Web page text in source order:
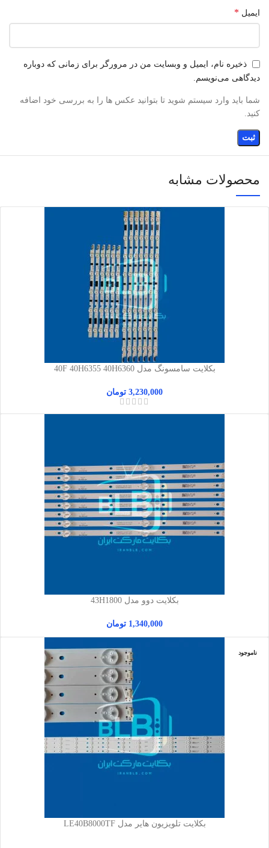
ایمیل *
ذخیره نام، ایمیل و وبسایت من در مرورگر برای زمانی که دوباره
دیدگاهی می‌نویسم.
شما باید وارد سیستم شوید تا بتوانید عکس ها را به بررسی خود اضافه
کنید.
محصولات مشابه
بکلایت سامسونگ مدل 40F 40H6355 40H6360
3,230,000 تومان
بکلایت دوو مدل 43H1800
1,340,000 تومان
ناموجود
بکلایت تلویزیون هایر مدل LE40B8000TF